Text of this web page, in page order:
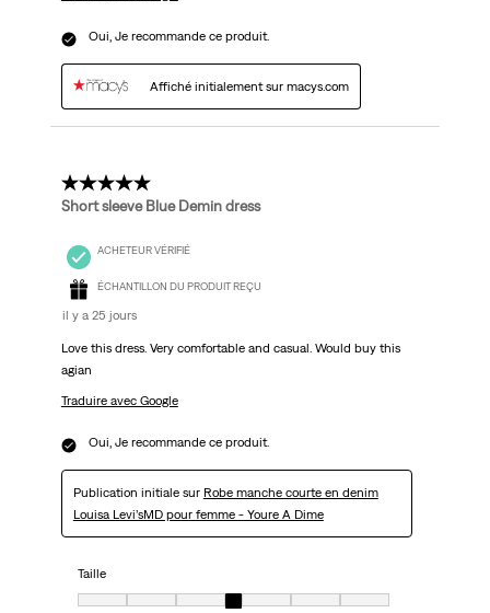
Oui, Je recommande ce produit.
Affiché initialement sur macys.com
5 étoile(s) sur 5.
Short sleeve Blue Demin dress
ACHETEUR VÉRIFIÉ
ÉCHANTILLON DU PRODUIT REÇU
il y a 25 jours
Love this dress. Very comfortable and casual. Would buy this
agian
Traduire avec Google
Oui, Je recommande ce produit.
Publication initiale sur Robe manche courte en denim
Louisa Levi’sMD pour femme - Youre A Dime
Taille